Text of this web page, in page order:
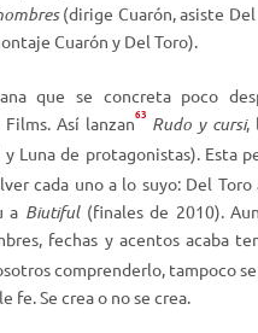
(dirige Cuarón, asiste Del
Cuarón y Del Toro).
que se concreta poco
Así lanzan63 Rudo y cursi,
Luna de protagonistas). Esta
cada uno a lo suyo: Del Toro
a Biutiful(finales de 2010).
fechas y acentos acaba
comprenderlo, tampoco
fe. Se crea o no se crea.